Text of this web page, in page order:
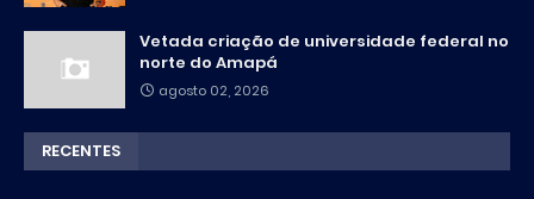
Vetada criação de universidade federal no
norte do Amapá
agosto 02, 2026
RECENTES